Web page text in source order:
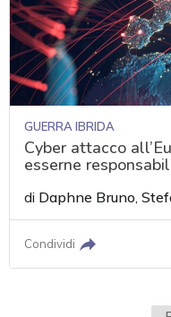
GUERRA IBRIDA
Cyber attacco
esserne
di Daphne Bruno ,
Condividi